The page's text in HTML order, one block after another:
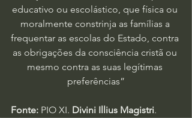
educativo ou escolástico, que física ou
moralmente constrinja as famílias a
frequentar as escolas do Estado, contra
as obrigações da consciência cristã ou
mesmo contra as suas legítimas
preferências”
Fonte: PIO XI. Divini Illius Magistri.